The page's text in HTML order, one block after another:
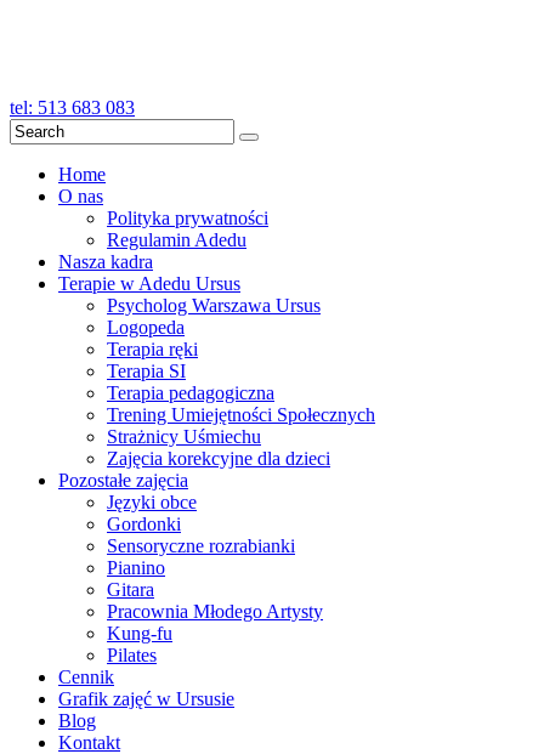
tel: 513 683 083
Search
Home
O nas
Polityka prywatności
Regulamin Adedu
Nasza kadra
Terapie w Adedu Ursus
Psycholog Warszawa Ursus
Logopeda
Terapia ręki
Terapia SI
Terapia pedagogiczna
Trening Umiejętności Społecznych
Strażnicy Uśmiechu
Zajęcia korekcyjne dla dzieci
Pozostałe zajęcia
Języki obce
Gordonki
Sensoryczne rozrabianki
Pianino
Gitara
Pracownia Młodego Artysty
Kung-fu
Pilates
Cennik
Grafik zajęć w Ursusie
Blog
Kontakt